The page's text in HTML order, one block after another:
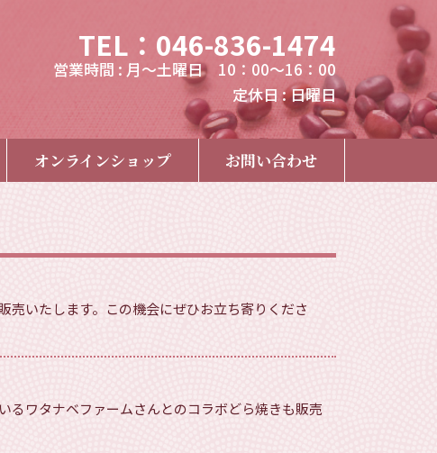
TEL：046-836-1474
営業時間 : 月～土曜日 10：00～16：00
定休日 : 日曜日
オンラインショップ お問い合わせ
売いたします。この機会にぜひお立ち寄りくださ
るワタナベファームさんとのコラボどら焼きも販売